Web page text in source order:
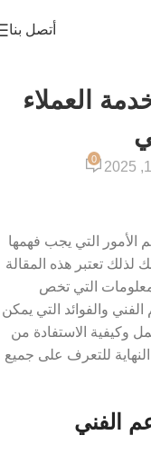
أتصل بنا
العملاء
0
الأمور التي يجب فهمها
تعتبر هذه المقالة
التي تخص
والفوائد التي يمكن
وكيفية الاستفادة من
للتعرف على جميع
الفني